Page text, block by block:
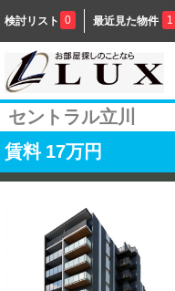
検討リスト 0 最近見た物件 1
セントラル立川
賃料 17万円